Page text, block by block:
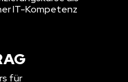
IT-Kompetenz
für